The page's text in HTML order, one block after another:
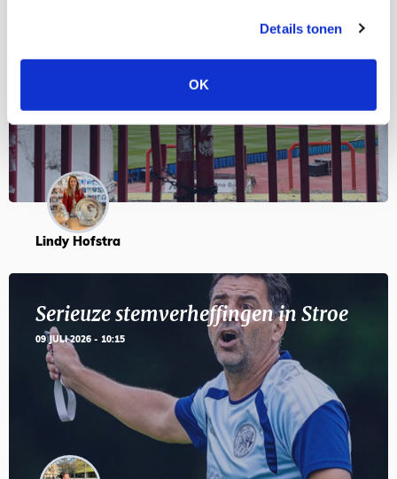
Details tonen
OK
Servische maffiabaas in grauwe bak
en feesten met Tadic
Lindy Hofstra
Serieuze stemverheffingen in Stroe
09 JULI 2026 - 10:15